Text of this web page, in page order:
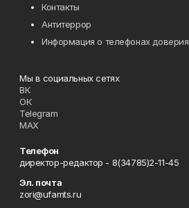
Контакты
Антитеррор
Информация о телефонах доверия
Мы в социальных сетях
ВК
ОК
Telegram
MAX
Телефон
директор-редактор - 8(34785)2-11-45
Эл. почта
zori@ufamts.ru